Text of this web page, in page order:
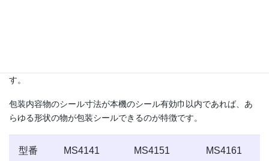
す。
包装内容物のシール寸法が本機のシール有効巾以内であれば、あ
らゆる形状の物が包装シールできるのが特徴です。
型番 MS4141 MS4151 MS4161